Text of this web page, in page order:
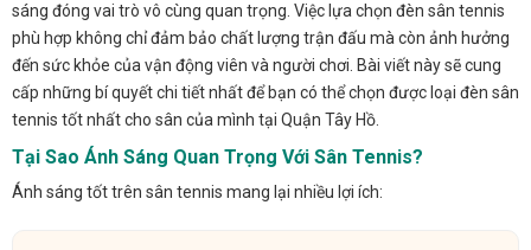
sáng đóng vai trò vô cùng quan trọng. Việc lựa chọn đèn sân tennis
phù hợp không chỉ đảm bảo chất lượng trận đấu mà còn ảnh hưởng
đến sức khỏe của vận động viên và người chơi. Bài viết này sẽ cung
cấp những bí quyết chi tiết nhất để bạn có thể chọn được loại đèn sân
tennis tốt nhất cho sân của mình tại Quận Tây Hồ.
Tại Sao Ánh Sáng Quan Trọng Với Sân Tennis?
Ánh sáng tốt trên sân tennis mang lại nhiều lợi ích: